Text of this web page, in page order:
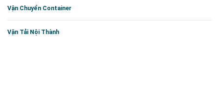
Vận Chuyển Container
Vận Tải Nội Thành